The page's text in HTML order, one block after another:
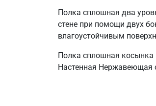
Полка сплошная два
стене при помощи двух
влагоустойчивым
Полка сплошная
Настенная Нержавеющая